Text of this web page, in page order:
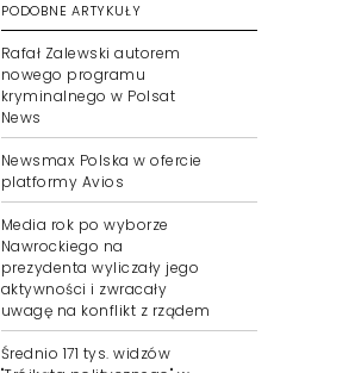
PODOBNE ARTYKUŁY
Rafał Zalewski autorem
nowego programu
kryminalnego w Polsat
News
Newsmax Polska w ofercie
platformy Avios
Media rok po wyborze
Nawrockiego na
prezydenta wyliczały jego
aktywności i zwracały
uwagę na konflikt z rządem
Średnio 171 tys. widzów